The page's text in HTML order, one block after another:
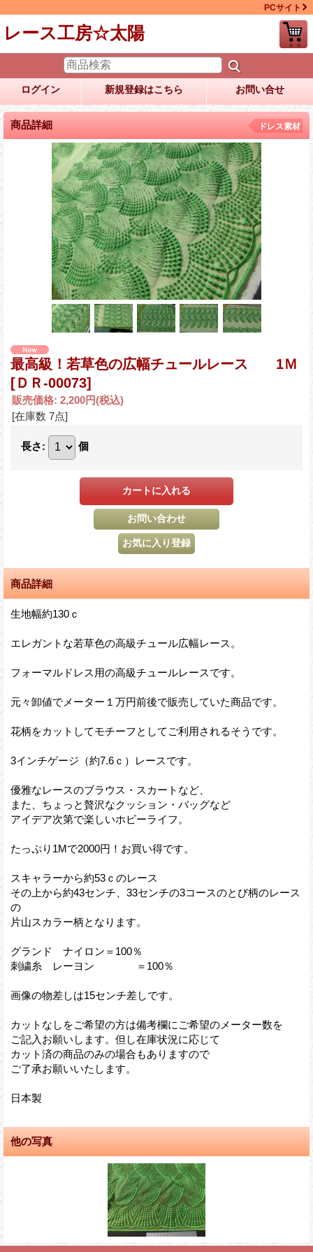
PCサイト
レース工房☆太陽
ログイン 新規登録はこちら お問い合せ
商品詳細 ドレス素材
最高級！若草色の広幅チュールレース 1Ｍ
[ＤＲ-00073]
販売価格: 2,200円(税込)
[在庫数 7点]
長さ: 個
商品詳細
生地幅約130ｃ
エレガントな若草色の高級チュール広幅レース。
フォーマルドレス用の高級チュールレースです。
元々卸値でメーター１万円前後で販売していた商品です。
花柄をカットしてモチーフとしてご利用されるそうです。
3インチゲージ（約7.6ｃ）レースです。
優雅なレースのブラウス・スカートなど、
また、ちょっと贅沢なクッション・バッグなど
アイデア次第で楽しいホビーライフ。
たっぷり1Mで2000円！お買い得です。
スキャラーから約53ｃのレース
その上から約43センチ、33センチの3コースのとび柄のレース
の
片山スカラー柄となります。
グランド ナイロン＝100％
刺繍糸 レーヨン ＝100％
画像の物差しは15センチ差しです。
カットなしをご希望の方は備考欄にご希望のメーター数を
ご記入お願いします。但し在庫状況に応じて
カット済の商品のみの場合もありますので
ご了承お願いいたします。
日本製
他の写真